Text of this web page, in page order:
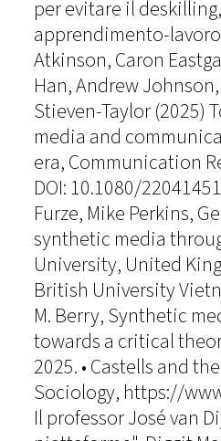
per evitare il
apprendimento-
Atkinson, Caron
Han, Andrew
Stieven-Taylor (2025)
media and
era, Communication
DOI: 10.1080/
Furze, Mike Perkins,
synthetic media
University, United
British University
M. Berry, Synthetic
towards a critical
2025. • Castells and
Sociology, https://
Il professor José van